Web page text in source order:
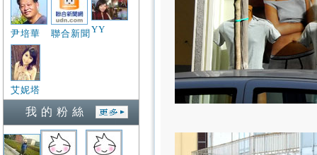
尹培華 聯合新聞 YY
艾妮塔
我 的 粉 絲